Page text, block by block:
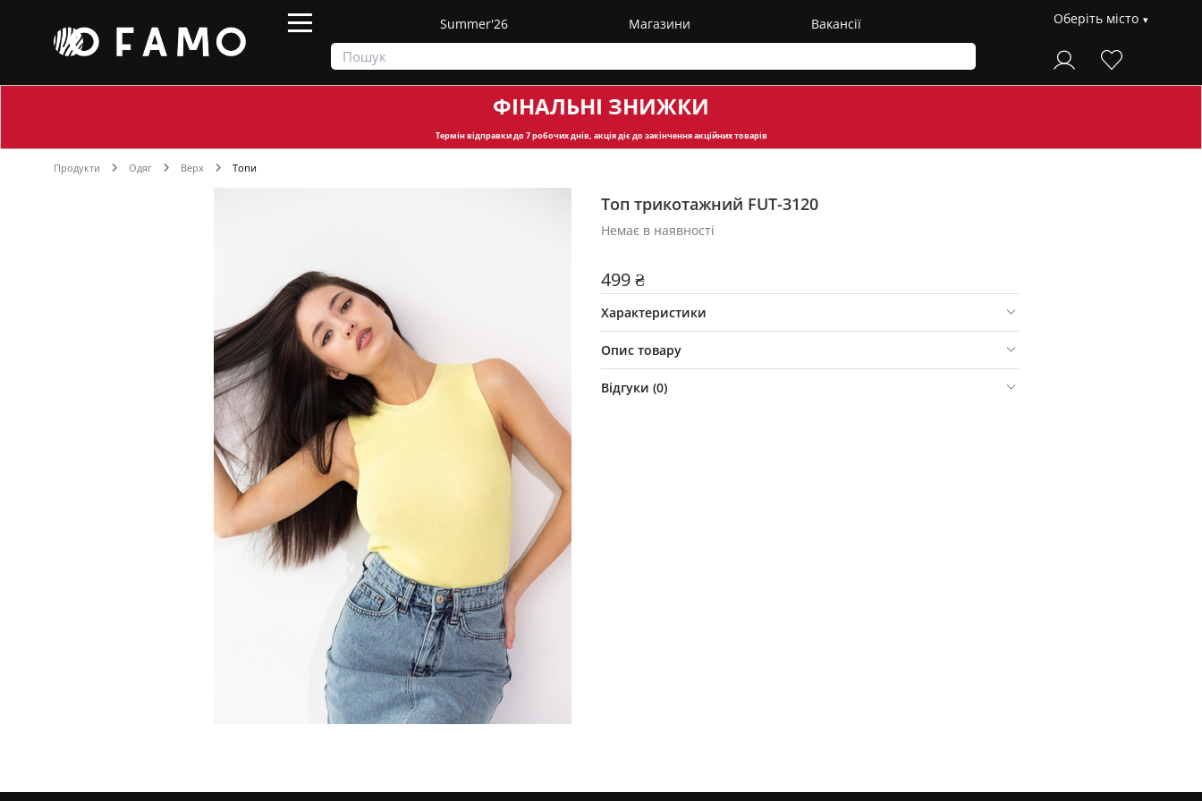
Summer'26 Магазини Вакансії Оберіть місто
ФІНАЛЬНІ ЗНИЖКИ
Термін відправкидо 7 робочих днів, акція діє до закінчення акційних товарів
Продукти Одяг Верх Топи
Топ трикотажний FUT-3120
Немає в наявності
499 ₴
Характеристики
Опис товару
Відгуки (0)